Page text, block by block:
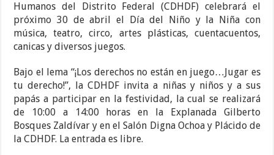
Humanos del Distrito Federal (CDHDF) celebrará el
próximo 30 de abril el Día del Niño y la Niña con
música, teatro, circo, artes plásticas, cuentacuentos,
canicas y diversos juegos.
Bajo el lema “¡Los derechos no están en juego…Jugar es
tu derecho!”, la CDHDF invita a niñas y niños y a sus
papás a participar en la festividad, la cual se realizará
de 10:00 a 14:00 horas en la Explanada Gilberto
Bosques Zaldívar y en el Salón Digna Ochoa y Plácido de
la CDHDF. La entrada es libre.